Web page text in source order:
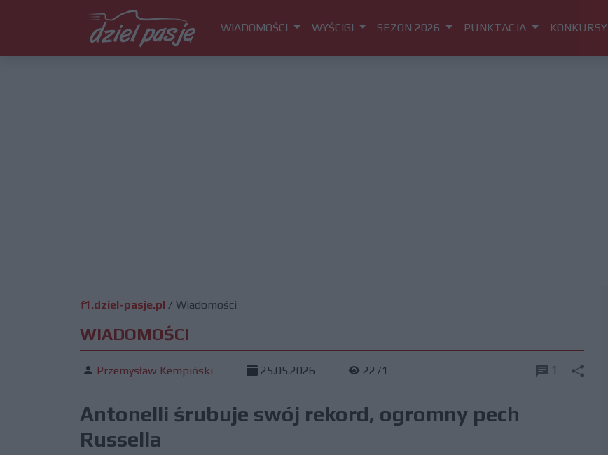
WIADOMOŚCI WYŚCIGI SEZON 2026 PUNKTACJA KONKURSY
f1.dziel-pasje.pl / Wiadomości
WIADOMOŚCI
Przemysław Kempiński 25.05.2026 2271 1
Antonelli śrubuje swój rekord, ogromny pech
Russella